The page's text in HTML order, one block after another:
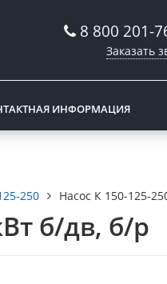
8 800 201-
Заказать
ИНФОРМАЦИЯ
250 Насос К 150-125-
б/дв, б/р